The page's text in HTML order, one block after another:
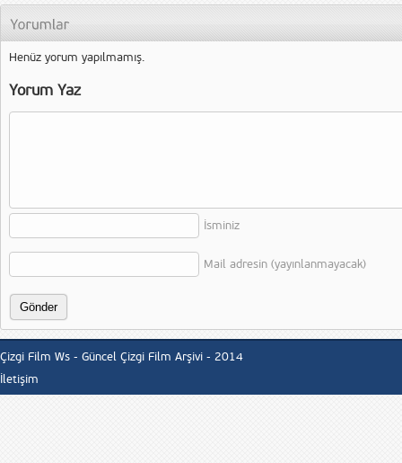
Henüz yorum yapılmamış.
Yorum Yaz
İsminiz
Mail adresin (yayınlanmayacak)
Çizgi Film Ws - Güncel Çizgi Film Arşivi - 2014
İletişim